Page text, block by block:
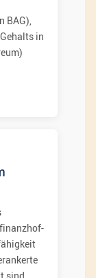
BAG),
in